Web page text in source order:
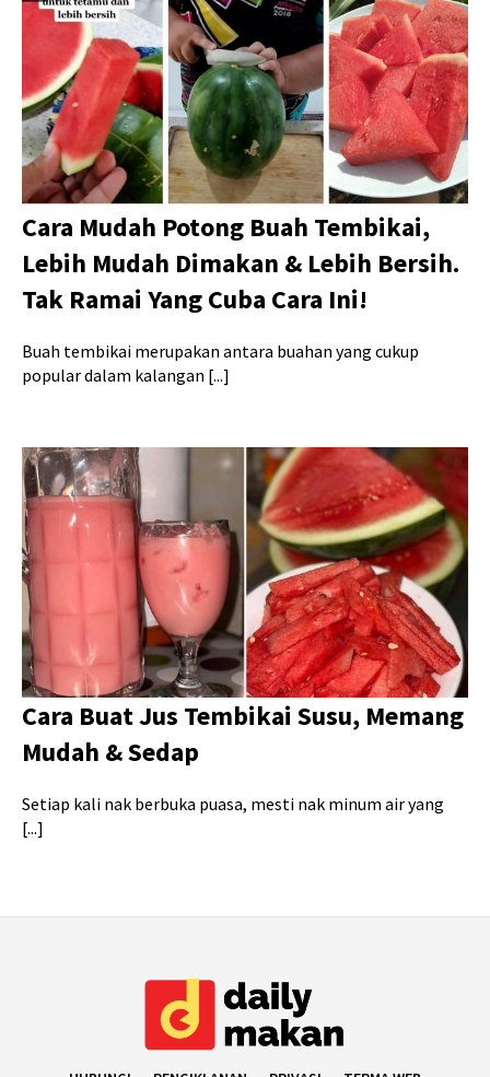
Cara Mudah Potong Buah Tembikai,
Lebih Mudah Dimakan & Lebih Bersih.
Tak Ramai Yang Cuba Cara Ini!
Buah tembikai merupakan antara buahan yang cukup
popular dalam kalangan [...]
Cara Buat Jus Tembikai Susu, Memang
Mudah & Sedap
Setiap kali nak berbuka puasa, mesti nak minum air yang
[...]